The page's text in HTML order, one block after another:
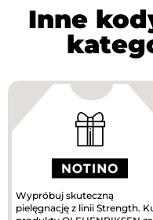
Inne
Wypróbuj skuteczną
pielęgnację z linii Strength.